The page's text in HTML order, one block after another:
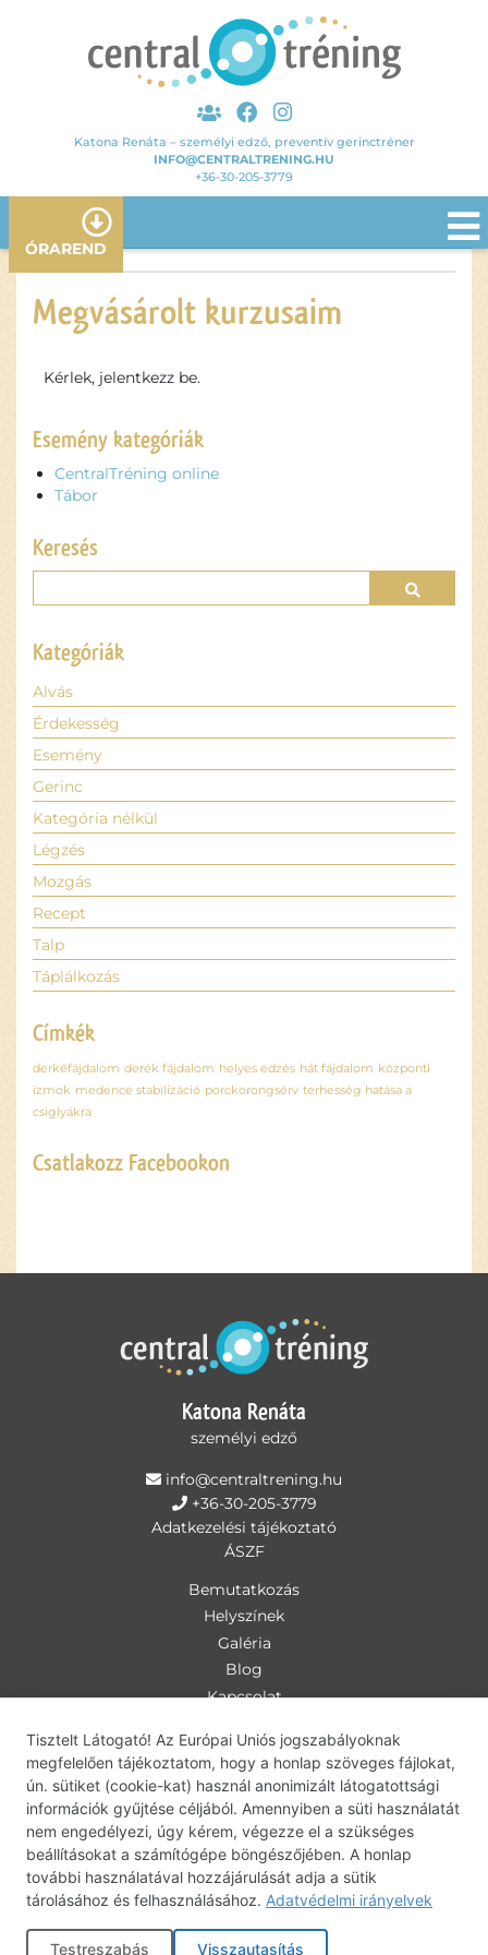
Katona Renáta – személyi edző, preventív gerinctréner
INFO@CENTRALTRENING.HU
+36-30-205-3779
ÓRAREND
Megvásárolt kurzusaim
Kérlek, jelentkezz be.
Esemény kategóriák
CentralTréning online
Tábor
Keresés
Kategóriák
Alvás
Érdekesség
Esemény
Gerinc
Kategória nélkül
Légzés
Mozgás
Recept
Talp
Táplálkozás
Címkék
derkéfájdalom derék fájdalom helyes edzés hát fájdalom központi
izmok medence stabilizáció porckorongsérv terhesség hatása a
csiglyákra
Csatlakozz Facebookon
blokkolva
Katona Renáta
személyi edző
info@centraltrening.hu
+36-30-205-3779
Adatkezelési tájékoztató
ÁSZF
Bemutatkozás
Helyszínek
Galéria
Blog
Kapcsolat
Személyi edzés
Csoportos óra
bodyART
deepWORK
bodyART-deepWORK
Babakocsi térning
Centrál tréning
Otthoni edzésterv
Tisztelt Látogató! Az Európai Uniós jogszabályoknak
megfelelően tájékoztatom, hogy a honlap szöveges fájlokat,
ún. sütiket (cookie-kat) használ anonimizált látogatottsági
információk gyűjtése céljából. Amennyiben a süti használatát
nem engedélyezi, úgy kérem, végezze el a szükséges
beállításokat a számítógépe böngészőjében. A honlap
további használatával hozzájárulását adja a sütik
tárolásához és felhasználásához. Adatvédelmi irányelvek
Testreszabás Visszautasítás